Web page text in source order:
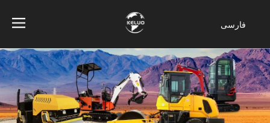
فارسی
indonesia
Türk dili
ไทย
Italiano